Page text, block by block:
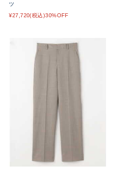
ツ
¥27,720(税込)30%OFF